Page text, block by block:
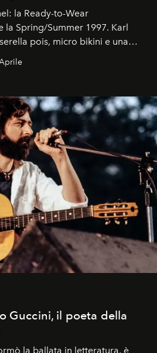
la Ready-to-Wear
la Spring/Summer 1997. Karl
pois, micro bikini e una
la spiaggia
dietro l'altra. Trent'anni dopo,
che abbiamo.
Guccini, il poeta della
la ballata in letteratura, è